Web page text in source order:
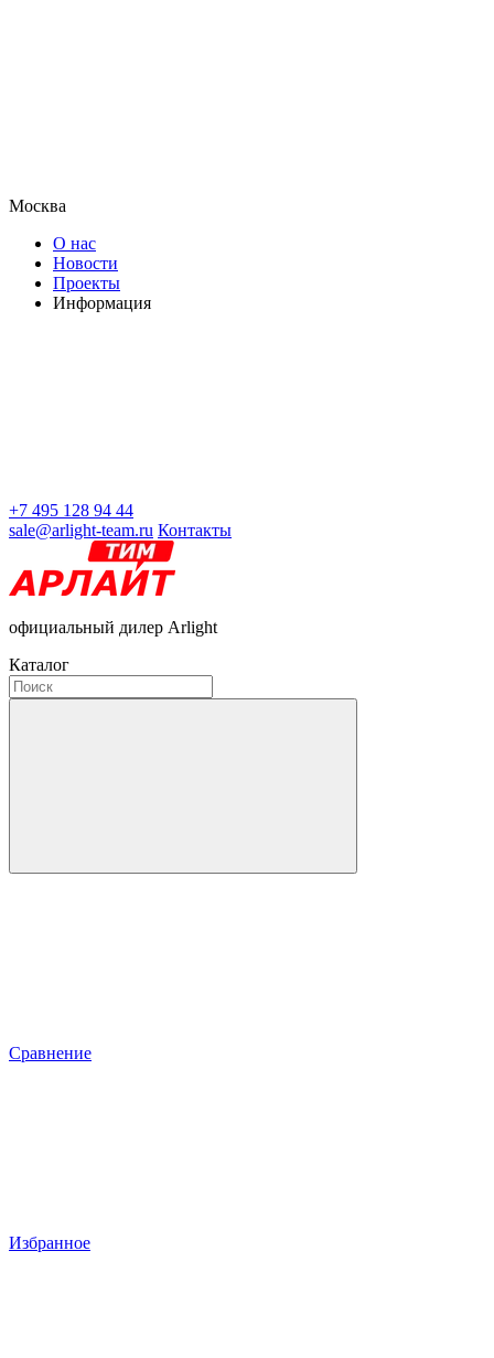
Москва
О нас
Новости
Проекты
Информация
+7 495 128 94 44
sale@arlight-team.ru Контакты
официальный дилер Arlight
Каталог
Сравнение
Избранное